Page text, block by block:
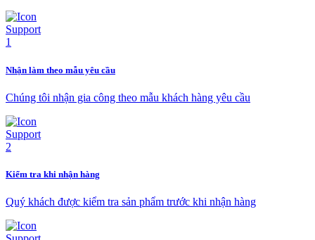
Nhận làm theo mẫu yêu cầu
Chúng tôi nhận gia công theo mẫu khách hàng yêu cầu
Kiểm tra khi nhận hàng
Quý khách được kiểm tra sản phẩm trước khi nhận hàng